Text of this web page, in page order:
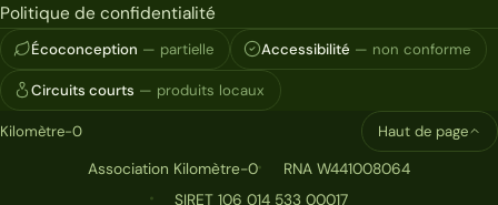
Politique de confidentialité
Écoconception — partielle Accessibilité — non conforme
Circuits courts — produits locaux
Kilomètre-0
Association Kilomètre-0
RNA W441008064
SIRET 106 014 533 00017
Haut de page